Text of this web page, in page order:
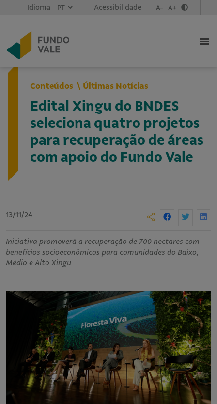
Idioma Acessibilidade A- A+
Conteúdos Últimas Notícias
Edital Xingu do BNDES
seleciona quatro projetos
para recuperação de áreas
com apoio do Fundo Vale
13/11/24
Iniciativa promoverá a recuperação de 700 hectares com
benefícios socioeconômicos para comunidades do Baixo,
Médio e Alto Xingu